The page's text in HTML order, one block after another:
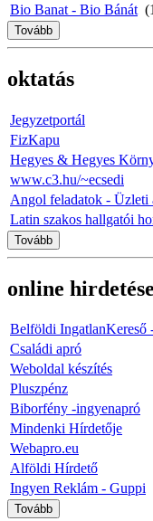
Bio Banat - Bio Bánát
Tovább
oktatás
Jegyzetportál
FizKapu
Hegyes & Hegyes
www.c3.hu/~ecsedi
Angol feladatok - Üzleti
Latin szakos hallgatói
Tovább
online
Belföldi IngatlanKereső
Családi apró
Weboldal készítés
Pluszpénz
Biborfény -ingyenapró
Mindenki Hírdetője
Webapro.eu
Alföldi Hírdető
Ingyen Reklám - Guppi
Tovább